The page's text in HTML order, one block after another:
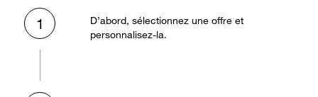
1
D’abord, sélectionnez une offre et
personnalisez-la.